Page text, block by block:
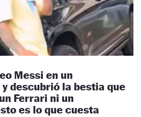
Messi en un
descubrió la bestia que
Ferrari ni un
es lo que cuesta